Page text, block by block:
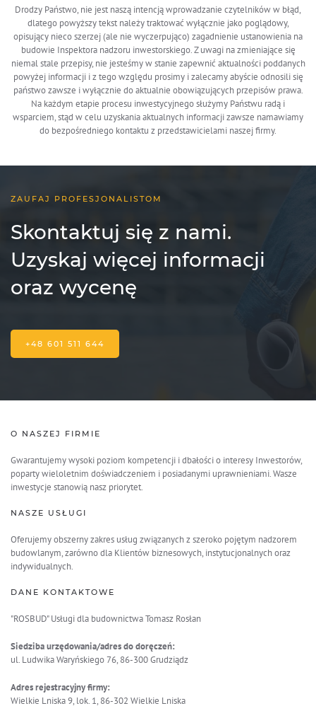
Drodzy Państwo, nie jest naszą intencją wprowadzanie czytelników w błąd,
dlatego powyższy tekst należy traktować wyłącznie jako poglądowy,
opisujący nieco szerzej (ale nie wyczerpująco) zagadnienie ustanowienia na
budowie Inspektora nadzoru inwestorskiego. Z uwagi na zmieniające się
niemal stale przepisy, nie jesteśmy w stanie zapewnić aktualności poddanych
powyżej informacji i z tego względu prosimy i zalecamy abyście odnosili się
państwo zawsze i wyłącznie do aktualnie obowiązujących przepisów prawa.
Na każdym etapie procesu inwestycyjnego służymy Państwu radą i
wsparciem, stąd w celu uzyskania aktualnych informacji zawsze namawiamy
do bezpośredniego kontaktu z przedstawicielami naszej firmy.
ZAUFAJ PROFESJONALISTOM
Skontaktuj się z nami.
Uzyskaj więcej informacji
oraz wycenę
+48 601 511 644
O NASZEJ FIRMIE
Gwarantujemy wysoki poziom kompetencji i dbałości o interesy Inwestorów,
poparty wieloletnim doświadczeniem i posiadanymi uprawnieniami. Wasze
inwestycje stanowią nasz priorytet.
NASZE USŁUGI
Oferujemy obszerny zakres usług związanych z szeroko pojętym nadzorem
budowlanym, zarówno dla Klientów biznesowych, instytucjonalnych oraz
indywidualnych.
DANE KONTAKTOWE
"ROSBUD" Usługi dla budownictwa Tomasz Rosłan
Siedziba urzędowania/adres do doręczeń:
ul. Ludwika Waryńskiego 76, 86-300 Grudziądz
Adres rejestracyjny firmy:
Wielkie Lniska 9, lok. 1, 86-302 Wielkie Lniska